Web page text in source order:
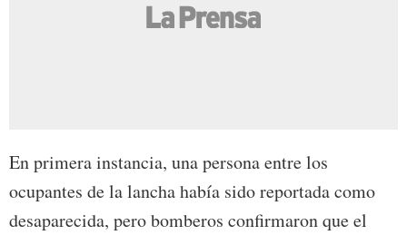
En primera instancia, una persona entre los
ocupantes de la lancha había sido reportada como
desaparecida, pero bomberos confirmaron que el